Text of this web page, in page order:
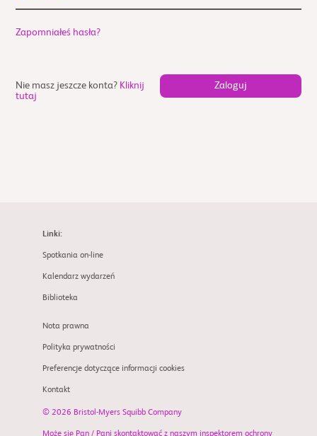
Zapomniałeś hasła?
Nie masz jeszcze konta? Kliknij
tutaj
Linki:
Spotkania on-line
Kalendarz wydarzeń
Biblioteka
Nota prawna
Polityka prywatności
Preferencje dotyczące informacji cookies
Kontakt
© 2026 Bristol-Myers Squibb Company
Może się Pan / Pani skontaktować z naszym inspektorem ochrony